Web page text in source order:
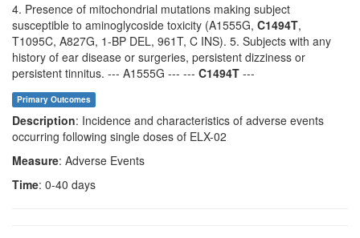
4. Presence of mitochondrial mutations making subject
susceptible to aminoglycoside toxicity (A1555G, C1494T,
T1095C, A827G, 1-BP DEL, 961T, C INS). 5. Subjects with any
history of ear disease or surgeries, persistent dizziness or
persistent tinnitus. --- A1555G --- --- C1494T ---
Primary Outcomes
Description: Incidence and characteristics of adverse events
occurring following single doses of ELX-02
Measure: Adverse Events
Time: 0-40 days